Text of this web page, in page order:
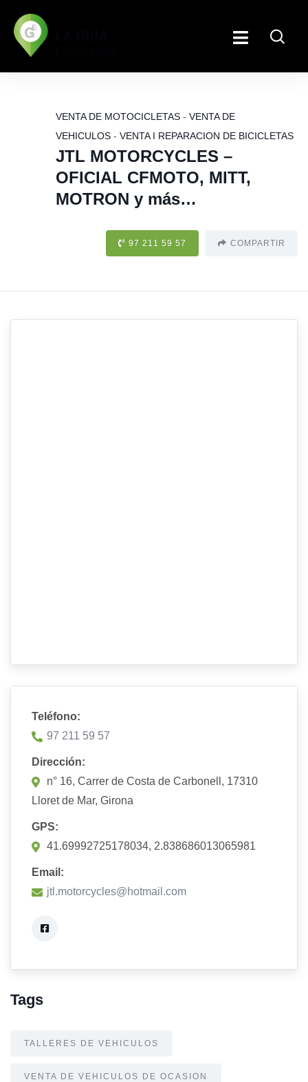
VENTA DE MOTOCICLETAS -VENTA DE
VEHICULOS -VENTA I REPARACION DE BICICLETAS
JTL MOTORCYCLES –
OFICIAL CFMOTO, MITT,
MOTRON y más…
97 211 59 57 COMPARTIR
Teléfono:
97 211 59 57
Dirección:
n° 16, Carrer de Costa de Carbonell, 17310
Lloret de Mar, Girona
GPS:
41.69992725178034, 2.838686013065981
Email:
jtl.motorcycles@hotmail.com
Tags
TALLERES DE VEHICULOS
VENTA DE VEHICULOS DE OCASION